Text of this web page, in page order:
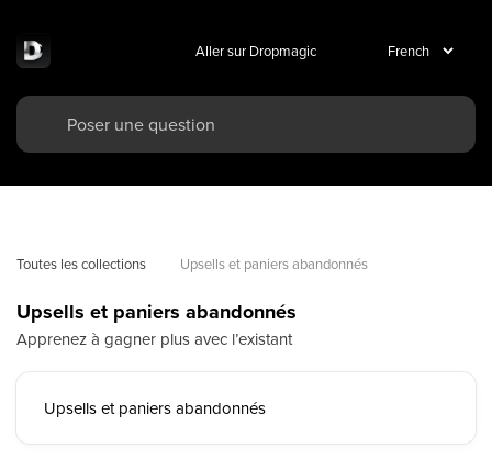
Aller sur Dropmagic
Toutes les collections Upsells et paniers abandonnés
Upsells et paniers abandonnés
Apprenez à gagner plus avec l’existant
Upsells et paniers abandonnés